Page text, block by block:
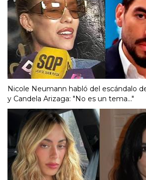
Nicole Neumann habló del escándalo
y Candela Arizaga: "No es un tema..."